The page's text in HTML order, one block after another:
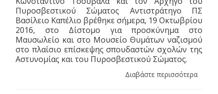
Πυροσβεστικού Σώματος Αντιστράτηγο ΠΣ
Βασίλειο Καπέλιο βρέθηκε σήμερα, 19 Οκτωβρίου
2016, στο Δίστομο για προσκύνημα στο
Μαυσωλείο και στο Μουσείο Θυμάτων ναζισμού
στο πλαίσιο επίσκεψης σπουδαστών σχολών της
Αστυνομίας και του Πυροσβεστικού Σώματος.
Διαβάστε περισσότερα